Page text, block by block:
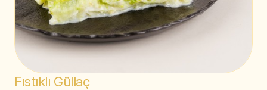
Fıstıklı Güllaç